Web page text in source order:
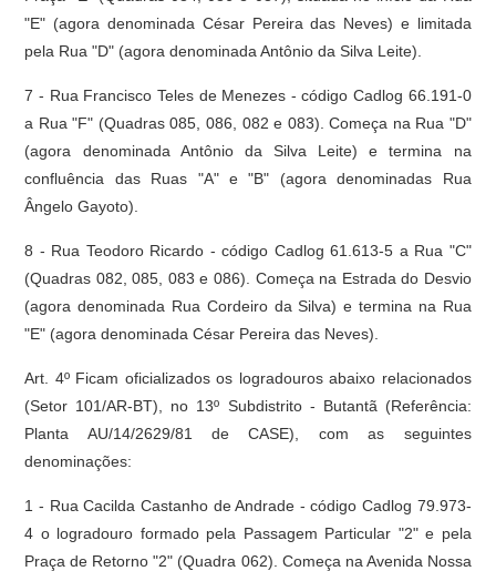
"E" (agora denominada César Pereira das Neves) e limitada
pela Rua "D" (agora denominada Antônio da Silva Leite).
7 - Rua Francisco Teles de Menezes - código Cadlog 66.191-0
a Rua "F" (Quadras 085, 086, 082 e 083). Começa na Rua "D"
(agora denominada Antônio da Silva Leite) e termina na
confluência das Ruas "A" e "B" (agora denominadas Rua
Ângelo Gayoto).
8 - Rua Teodoro Ricardo - código Cadlog 61.613-5 a Rua "C"
(Quadras 082, 085, 083 e 086). Começa na Estrada do Desvio
(agora denominada Rua Cordeiro da Silva) e termina na Rua
"E" (agora denominada César Pereira das Neves).
Art. 4º Ficam oficializados os logradouros abaixo relacionados
(Setor 101/AR-BT), no 13º Subdistrito - Butantã (Referência:
Planta AU/14/2629/81 de CASE), com as seguintes
denominações:
1 - Rua Cacilda Castanho de Andrade - código Cadlog 79.973-
4 o logradouro formado pela Passagem Particular "2" e pela
Praça de Retorno "2" (Quadra 062). Começa na Avenida Nossa